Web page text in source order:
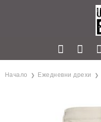
Начало Ежедневни дрехи